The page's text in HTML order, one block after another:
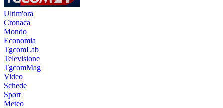
Ultim'ora
Cronaca
Mondo
Economia
TgcomLab
Televisione
TgcomMag
Video
Schede
Sport
Meteo